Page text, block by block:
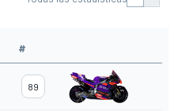
#
89